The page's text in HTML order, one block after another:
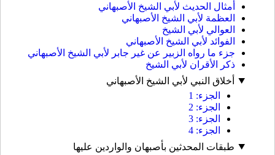
أمثال الحديث لأبي الشيخ الأصبهاني
العظمة لأبي الشيخ الأصبهاني
العوالي لأبي الشيخ
الفوائد لأبي الشيخ الأصبهاني
جزء ما رواه الزبير عن غير جابر لأبي الشيخ الأصبهاني
ذكر الأقران لأبي الشيخ
أخلاق النبي لأبي الشيخ الأصبهاني
الجزء: 1
الجزء: 2
الجزء: 3
الجزء: 4
طبقات المحدثين بأصبهان والواردين عليها